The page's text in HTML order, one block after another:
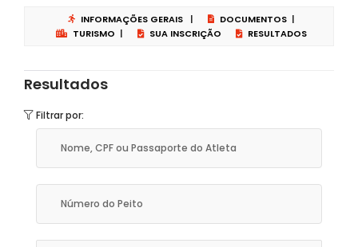
INFORMAÇÕES GERAIS | DOCUMENTOS |
TURISMO | SUA INSCRIÇÃO RESULTADOS
Resultados
Filtrar por: